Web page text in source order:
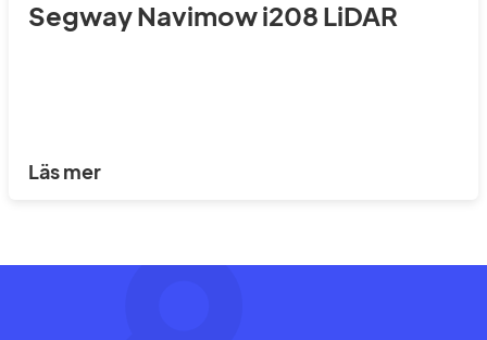
Segway Navimow i208 LiDAR
Läs mer